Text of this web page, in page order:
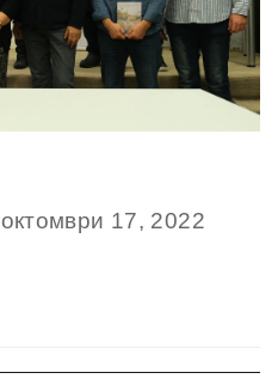
Posted
октомври 17, 2022